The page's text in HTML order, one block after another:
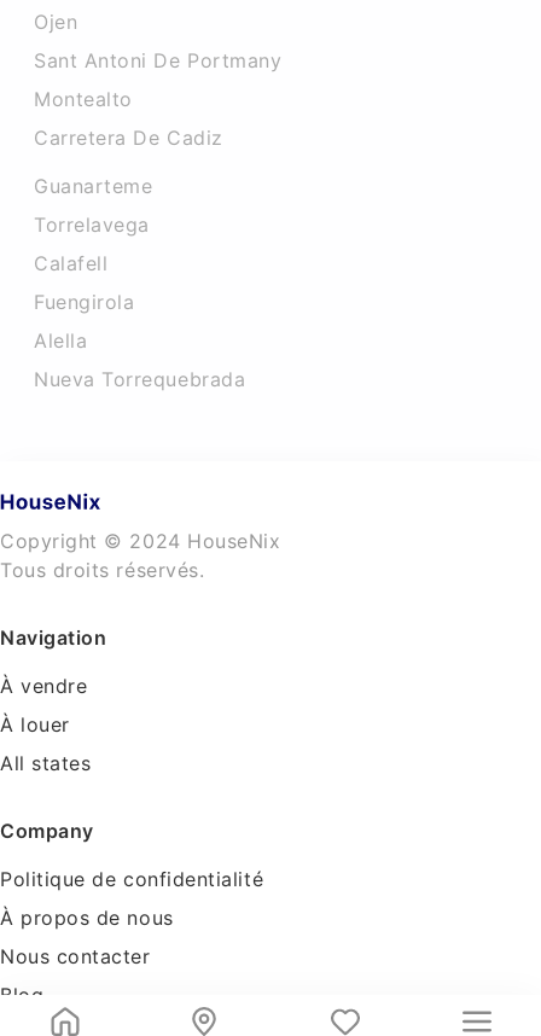
Ojen
Sant Antoni De Portmany
Montealto
Carretera De Cadiz
Guanarteme
Torrelavega
Calafell
Fuengirola
Alella
Nueva Torrequebrada
Copyright © 2024 HouseNix
Tous droits réservés.
Navigation
À vendre
À louer
All states
Company
Politique de confidentialité
À propos de nous
Nous contacter
Blog